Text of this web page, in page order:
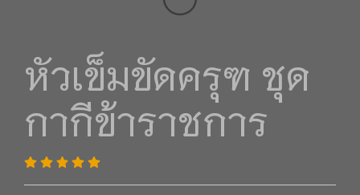
หัวเข็มขัดครุฑ ชุด
กากีข้าราชการ